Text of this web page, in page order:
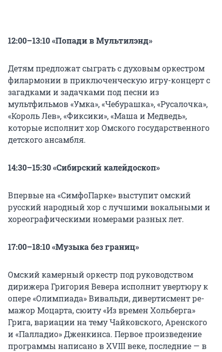
12:00–13:10 «Попади в Мультилэнд»
Детям предложат сыграть с духовым оркестром
филармонии в приключенческую игру-концерт с
загадками и задачками под песни из
мультфильмов «Умка», «Чебурашка», «Русалочка»,
«Король Лев», «Фиксики», «Маша и Медведь»,
которые исполнит хор Омского государственного
детского ансамбля.
14:30–15:30 «Сибирский калейдоскоп»
Впервые на «СимфоПарке» выступит омский
русский народный хор с лучшими вокальными и
хореографическими номерами разных лет.
17:00–18:10 «Музыка без границ»
Омский камерный оркестр под руководством
дирижера Григория Вевера исполнит увертюру к
опере «Олимпиада» Вивальди, дивертисмент ре-
мажор Моцарта, сюиту «Из времен Хольберга»
Грига, вариации на тему Чайковского, Аренского
и «Палладио» Дженкинса. Первое произведение
программы написано в XVIII веке, последние — в